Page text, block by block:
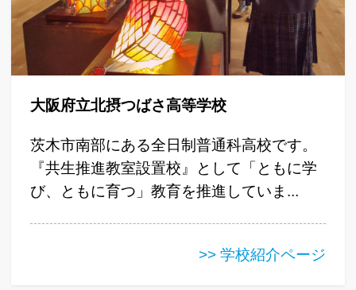
大阪府立北摂つばさ高等学校
茨木市南部にある全日制普通科高校です。
『共生推進教室設置校』として「ともに学
び、ともに育つ」教育を推進していま...
>> 学校紹介ページ